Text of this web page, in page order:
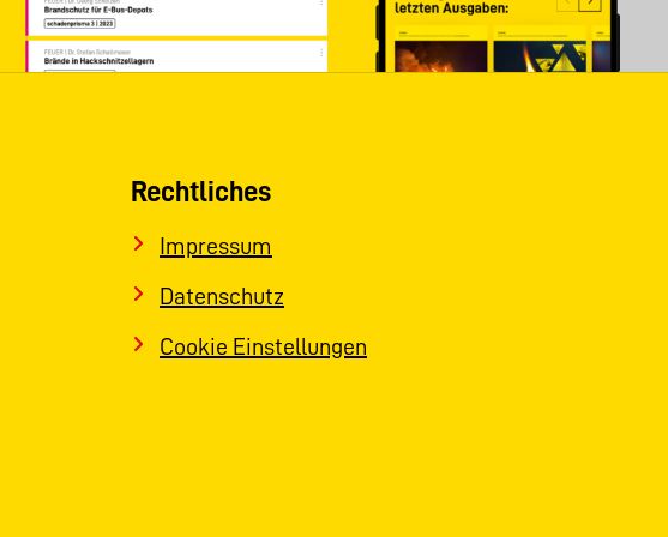
Rechtliches
Impressum
Datenschutz
Cookie Einstellungen